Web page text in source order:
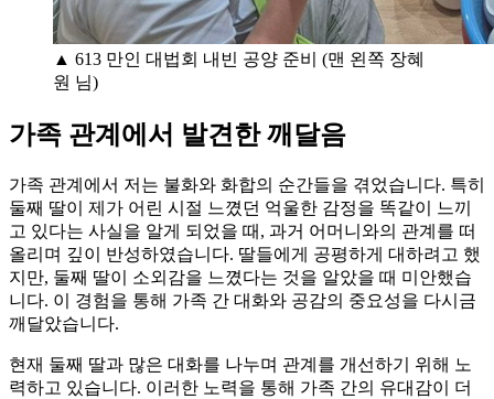
▲ 613 만인 대법회 내빈 공양 준비 (맨 왼쪽 장혜
원 님)
가족 관계에서 발견한 깨달음
가족 관계에서 저는 불화와 화합의 순간들을 겪었습니다. 특히
둘째 딸이 제가 어린 시절 느꼈던 억울한 감정을 똑같이 느끼
고 있다는 사실을 알게 되었을 때, 과거 어머니와의 관계를 떠
올리며 깊이 반성하였습니다. 딸들에게 공평하게 대하려고 했
지만, 둘째 딸이 소외감을 느꼈다는 것을 알았을 때 미안했습
니다. 이 경험을 통해 가족 간 대화와 공감의 중요성을 다시금
깨달았습니다.
현재 둘째 딸과 많은 대화를 나누며 관계를 개선하기 위해 노
력하고 있습니다. 이러한 노력을 통해 가족 간의 유대감이 더